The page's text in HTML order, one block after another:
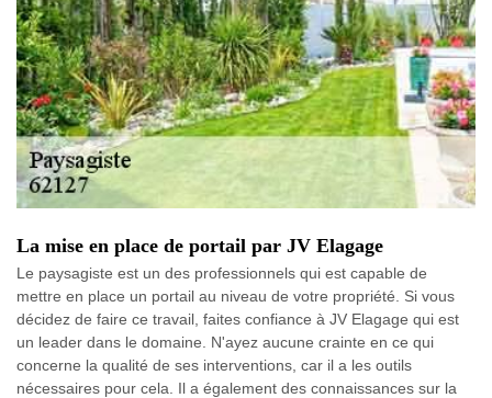
La mise en place de portail par JV Elagage
Le paysagiste est un des professionnels qui est capable de
mettre en place un portail au niveau de votre propriété. Si vous
décidez de faire ce travail, faites confiance à JV Elagage qui est
un leader dans le domaine. N'ayez aucune crainte en ce qui
concerne la qualité de ses interventions, car il a les outils
nécessaires pour cela. Il a également des connaissances sur la